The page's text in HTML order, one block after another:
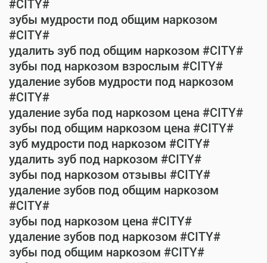
#CITY#
зубы мудрости под общим наркозом
#CITY#
удалить зуб под общим наркозом #CITY#
зубы под наркозом взрослым #CITY#
удаление зубов мудрости под наркозом
#CITY#
удаление зуба под наркозом цена #CITY#
зубы под общим наркозом цена #CITY#
зуб мудрости под наркозом #CITY#
удалить зуб под наркозом #CITY#
зубы под наркозом отзывы #CITY#
удаление зубов под общим наркозом
#CITY#
зубы под наркозом цена #CITY#
удаление зубов под наркозом #CITY#
зубы под общим наркозом #CITY#